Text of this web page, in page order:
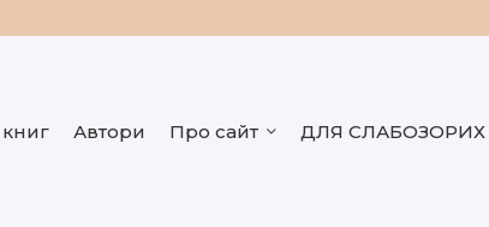
Автори Про сайт ДЛЯ СЛАБОЗОРИХ